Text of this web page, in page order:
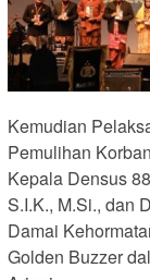
Kemudian
Pemulihan
Kepala Densus
S.I.K., M.Si., dan
Damai
Golden Buzzer